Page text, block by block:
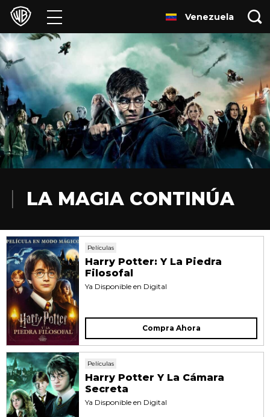
Películas
Series
Juegos y Aplicaciones
Franquicias
Colecciones
HBO Max
Venezuela
LA MAGIA CONTINÚA
Películas
Harry Potter: Y La Piedra
Filosofal
Ya Disponible en Digital
Compra Ahora
Películas
Harry Potter Y La Cámara
Secreta
Ya Disponible en Digital